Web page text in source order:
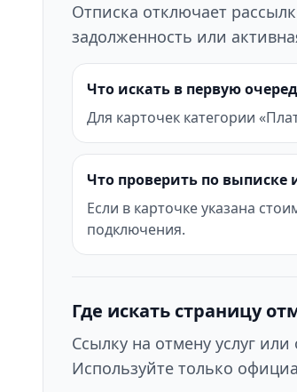
Отписка отключает
задолженность или
Что искать в первую
Для карточек категории
Что проверить по выписке
Если в карточке указана
подключения.
Где искать страницу
Ссылку на отмену услуг
Используйте только